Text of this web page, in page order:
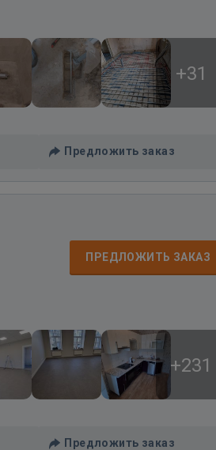
+31
Предложить заказ
ПРЕДЛОЖИТЬ ЗАКАЗ
+231
Предложить заказ